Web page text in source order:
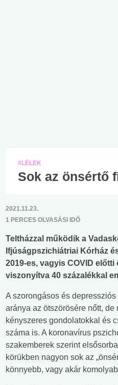
#LÉLEK
Sok az önsértő
2021.11.23.
1 PERCES OLVASÁSI IDŐ
Teltházzal működik a
Ifjúságpszichiátriai Kórház
2019-es, vagyis COVID
viszonyítva 40 százalékkal
A szorongásos és
aránya az ötszörösére nőtt, de
kényszeres gondolatokkal és
száma is. A koronavírus
szakemberek szerint
körükben nagyon sok az
könnyebb, vagy akár